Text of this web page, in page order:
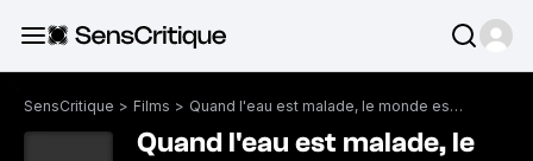
SensCritique > Films > Quand l'eau est malade, le monde est malade
Quand l'eau est malade, le